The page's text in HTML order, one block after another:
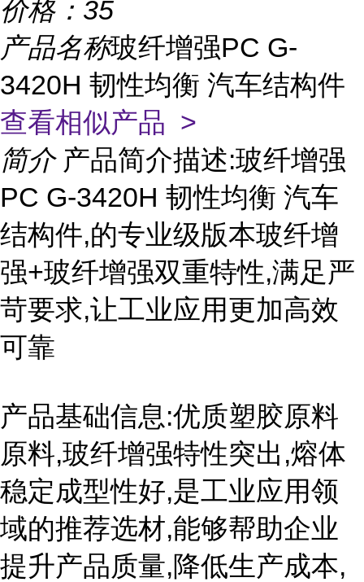
价格： 35
产品名称玻纤增强PC G-
3420H 韧性均衡 汽车结构件
查看相似产品 >
简介 产品简介描述:玻纤增强
PC G-3420H 韧性均衡 汽车
结构件,的专业级版本玻纤增
强+玻纤增强双重特性,满足严
苛要求,让工业应用更加高效
可靠
产品基础信息:优质塑胶原料
原料,玻纤增强特性突出,熔体
稳定成型性好,是工业应用领
域的推荐选材,能够帮助企业
提升产品质量,降低生产成本,